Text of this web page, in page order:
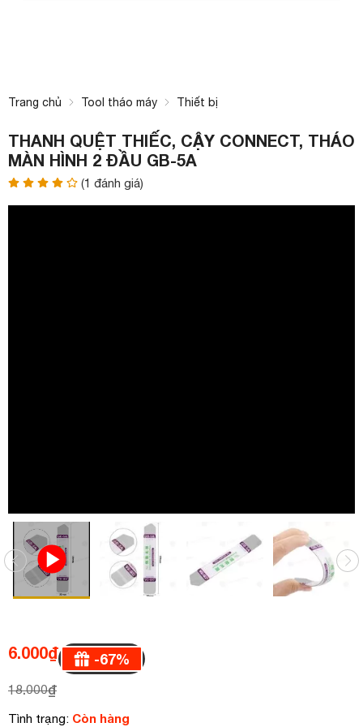
Trang chủ Tool tháo máy Thiết bị
THANH QUỆT THIẾC, CẬY CONNECT, THÁO
MÀN HÌNH 2 ĐẦU GB-5A
(1 đánh giá)
6.000₫ -67%
18.000₫
Tình trạng: Còn hàng